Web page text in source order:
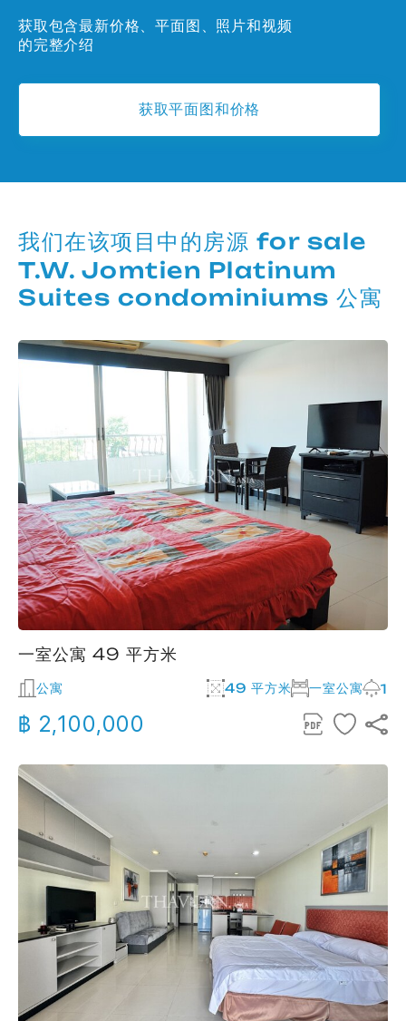
获取包含最新价格、平面图、照片和视频
的完整介绍
获取平面图和价格
我们在该项目中的房源 for sale
T.W. Jomtien Platinum
Suites condominiums 公寓
一室公寓 49 平方米
公寓 49 平方米 一室公寓 1
฿ 2,100,000